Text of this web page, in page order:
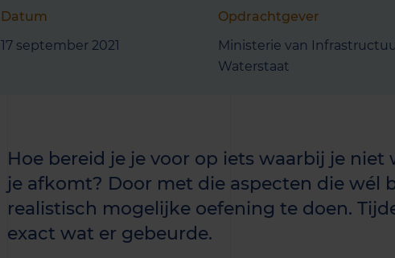
Datum
17 september 2021
Opdrachtgever
Ministerie van
Waterstaat
Hoe bereid je je voor op iets waarbij je niet
je afkomt? Door met die aspecten die wél
realistisch mogelijke oefening te doen.
exact wat er gebeurde.